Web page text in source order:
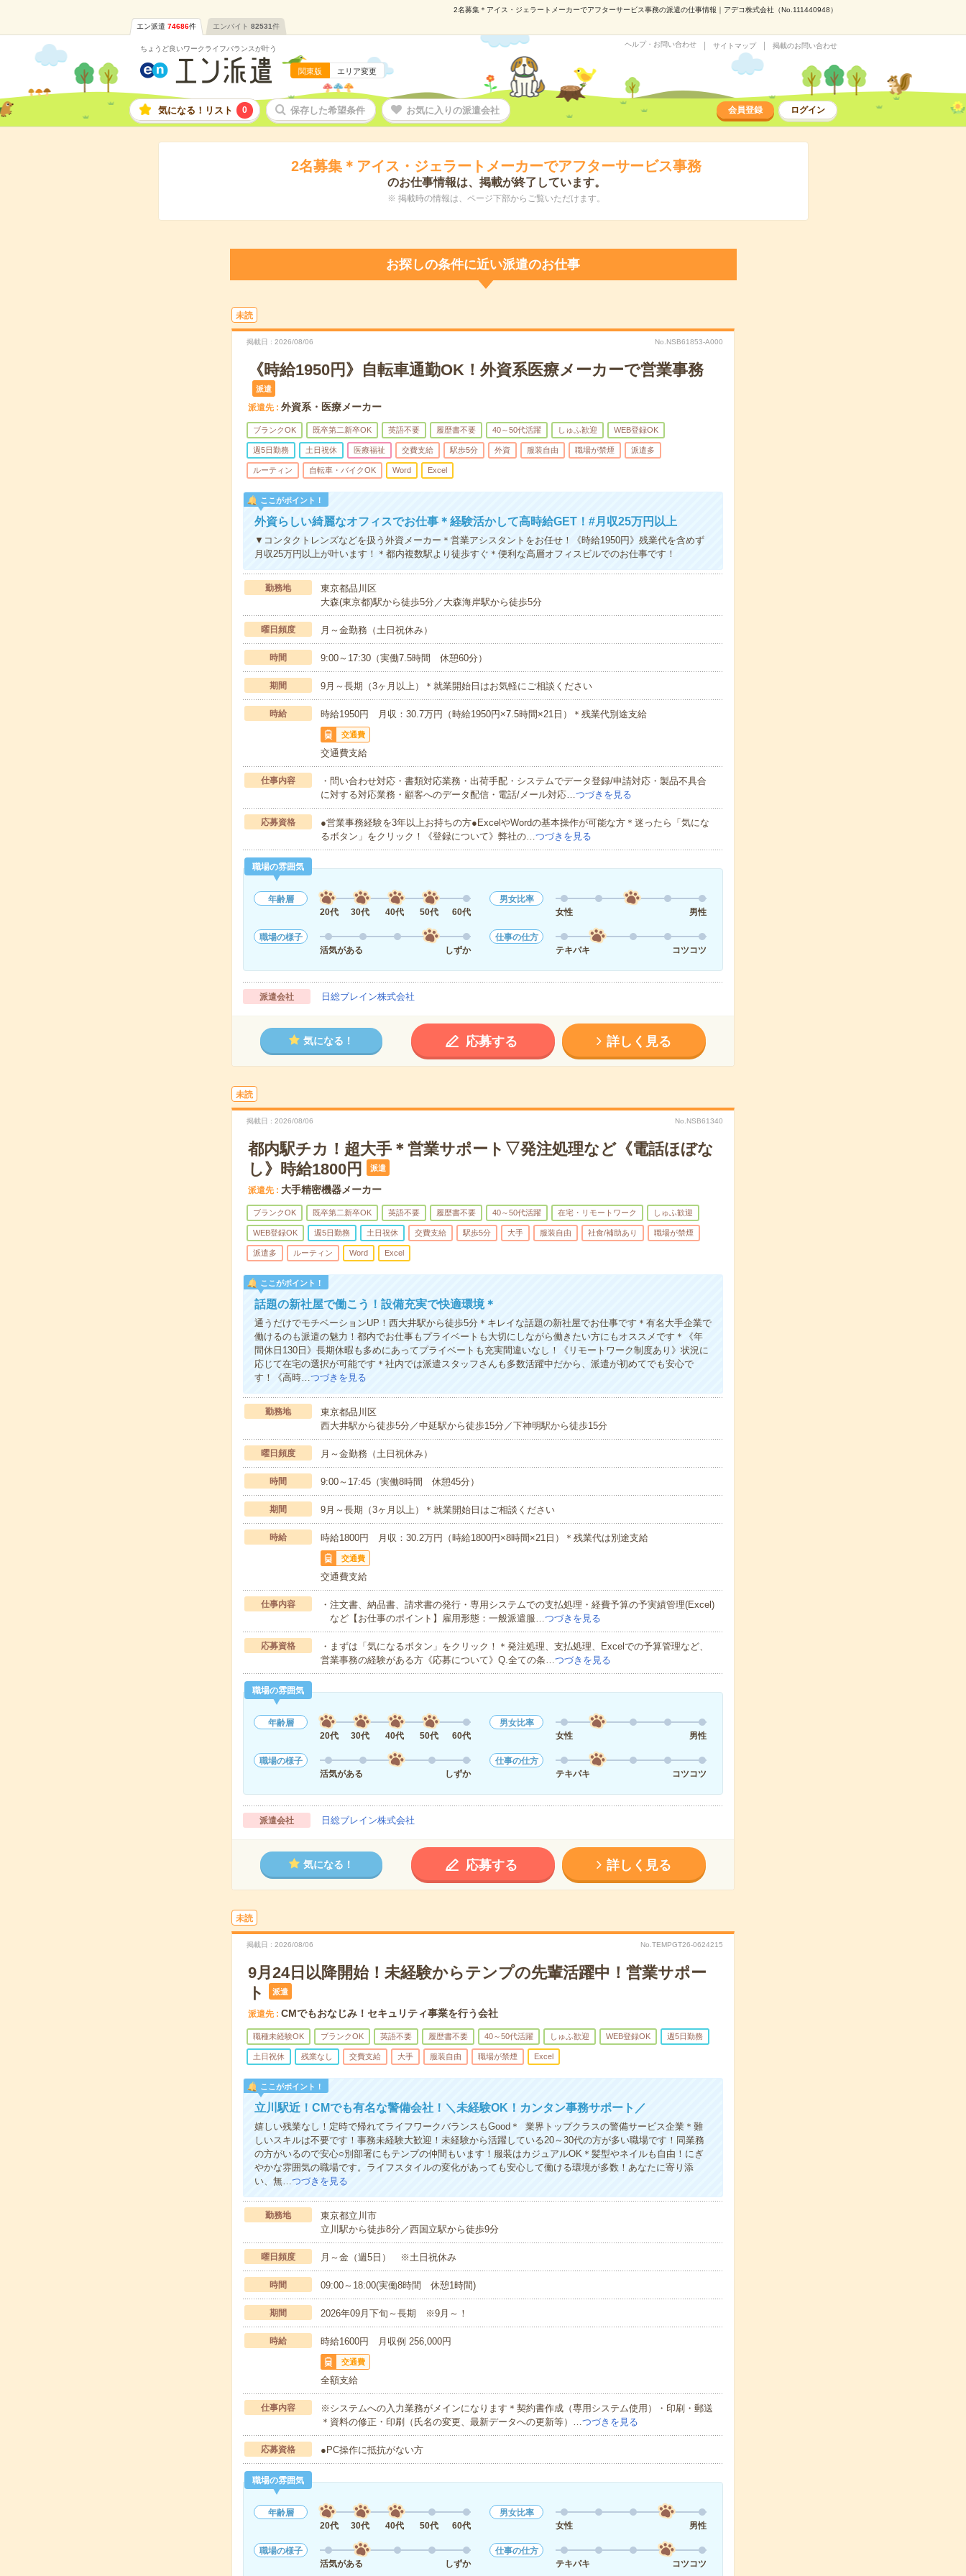
2名募集＊アイス・ジェラートメーカーでアフターサービス事務の派遣の仕事情報｜アデコ株式会社（No.111440948）
エン派遣 74686件 エンバイト 82531件
ちょうど良いワークライフバランスが叶う
関東版 エリア変更
ヘルプ・お問い合わせ サイトマップ 掲載のお問い合わせ
気になる！リスト 0 保存した希望条件 お気に入りの派遣会社 会員登録 ログイン
2名募集＊アイス・ジェラートメーカーでアフターサービス事務
のお仕事情報は、掲載が終了しています。
※ 掲載時の情報は、ページ下部からご覧いただけます。
お探しの条件に近い派遣のお仕事
未読
掲載日 2026/08/06 No.NSB61853-A000
《時給1950円》自転車通勤OK！外資系医療メーカーで営業事務
派遣
派遣先 外資系・医療メーカー
ブランクOK 既卒第二新卒OK 英語不要 履歴書不要 40～50代活躍 しゅふ歓迎 WEB登録OK
週5日勤務 土日祝休 医療福祉 交費支給 駅歩5分 外資 服装自由 職場が禁煙 派遣多
ルーティン 自転車・バイクOK Word Excel
ここがポイント！
外資らしい綺麗なオフィスでお仕事＊経験活かして高時給GET！#月収25万円以上
▼コンタクトレンズなどを扱う外資メーカー＊営業アシスタントをお任せ！《時給1950円》残業代を含めず
月収25万円以上が叶います！＊都内複数駅より徒歩すぐ＊便利な高層オフィスビルでのお仕事です！
勤務地
東京都品川区
大森(東京都)駅から徒歩5分／大森海岸駅から徒歩5分
曜日頻度 月～金勤務（土日祝休み）
時間 9:00～17:30（実働7.5時間 休憩60分）
期間 9月～長期（3ヶ月以上）＊就業開始日はお気軽にご相談ください
時給 時給1950円 月収：30.7万円（時給1950円×7.5時間×21日）＊残業代別途支給
交通費
交通費支給
仕事内容
・問い合わせ対応・書類対応業務・出荷手配・システムでデータ登録/申請対応・製品不具合
に対する対応業務・顧客へのデータ配信・電話/メール対応…つづきを見る
応募資格
●営業事務経験を3年以上お持ちの方●ExcelやWordの基本操作が可能な方＊迷ったら「気にな
るボタン」をクリック！《登録について》弊社の…つづきを見る
職場の雰囲気
年齢層
20代
30代 40代 50代 60代
男女比率
女性
男性
職場の様子
活気がある
しずか
仕事の仕方
テキパキ
コツコツ
派遣会社 日総ブレイン株式会社
気になる！ 応募する 詳しく見る
未読
掲載日 2026/08/06 No.NSB61340
都内駅チカ！超大手＊営業サポート▽発注処理など《電話ほぼな
し》時給1800円
派遣
派遣先 大手精密機器メーカー
ブランクOK 既卒第二新卒OK 英語不要 履歴書不要 40～50代活躍 在宅・リモートワーク しゅふ歓迎
WEB登録OK 週5日勤務 土日祝休 交費支給 駅歩5分 大手 服装自由 社食/補助あり 職場が禁煙
派遣多 ルーティン Word Excel
ここがポイント！
話題の新社屋で働こう！設備充実で快適環境＊
通うだけでモチベーションUP！西大井駅から徒歩5分＊キレイな話題の新社屋でお仕事です＊有名大手企業で
働けるのも派遣の魅力！都内でお仕事もプライベートも大切にしながら働きたい方にもオススメです＊《年
間休日130日》長期休暇も多めにあってプライベートも充実間違いなし！《リモートワーク制度あり》状況に
応じて在宅の選択が可能です＊社内では派遣スタッフさんも多数活躍中だから、派遣が初めてでも安心で
す！《高時…つづきを見る
勤務地
東京都品川区
西大井駅から徒歩5分／中延駅から徒歩15分／下神明駅から徒歩15分
曜日頻度 月～金勤務（土日祝休み）
時間 9:00～17:45（実働8時間 休憩45分）
期間 9月～長期（3ヶ月以上）＊就業開始日はご相談ください
時給 時給1800円 月収：30.2万円（時給1800円×8時間×21日）＊残業代は別途支給
交通費
交通費支給
仕事内容
・注文書、納品書、請求書の発行・専用システムでの支払処理・経費予算の予実績管理(Excel)
など【お仕事のポイント】雇用形態：一般派遣服…つづきを見る
応募資格
・まずは「気になるボタン」をクリック！＊発注処理、支払処理、Excelでの予算管理など、
営業事務の経験がある方《応募について》Q.全ての条…つづきを見る
職場の雰囲気
年齢層
20代
30代 40代 50代 60代
男女比率
女性
男性
職場の様子
活気がある
しずか
仕事の仕方
テキパキ
コツコツ
派遣会社 日総ブレイン株式会社
気になる！ 応募する 詳しく見る
未読
掲載日 2026/08/06 No.TEMPGT26-0624215
9月24日以降開始！未経験からテンプの先輩活躍中！営業サポー
ト
派遣
派遣先 CMでもおなじみ！セキュリティ事業を行う会社
職種未経験OK ブランクOK 英語不要 履歴書不要 40～50代活躍 しゅふ歓迎 WEB登録OK 週5日勤務
土日祝休 残業なし 交費支給 大手 服装自由 職場が禁煙 Excel
ここがポイント！
立川駅近！CMでも有名な警備会社！＼未経験OK！カンタン事務サポート／
嬉しい残業なし！定時で帰れてライフワークバランスもGood＊ 業界トップクラスの警備サービス企業＊難
しいスキルは不要です！事務未経験大歓迎！未経験から活躍している20～30代の方が多い職場です！同業務
の方がいるので安心○別部署にもテンプの仲間もいます！服装はカジュアルOK＊髪型やネイルも自由！にぎ
やかな雰囲気の職場です。ライフスタイルの変化があっても安心して働ける環境が多数！あなたに寄り添
い、無…つづきを見る
勤務地
東京都立川市
立川駅から徒歩8分／西国立駅から徒歩9分
曜日頻度 月～金（週5日） ※土日祝休み
時間 09:00～18:00(実働8時間 休憩1時間)
期間 2026年09月下旬～長期 ※9月～！
時給 時給1600円 月収例 256,000円
交通費
全額支給
仕事内容
※システムへの入力業務がメインになります＊契約書作成（専用システム使用）・印刷・郵送
＊資料の修正・印刷（氏名の変更、最新データへの更新等）…つづきを見る
応募資格 ●PC操作に抵抗がない方
職場の雰囲気
年齢層
20代
30代 40代 50代 60代
男女比率
女性
男性
職場の様子
活気がある
しずか
仕事の仕方
テキパキ
コツコツ